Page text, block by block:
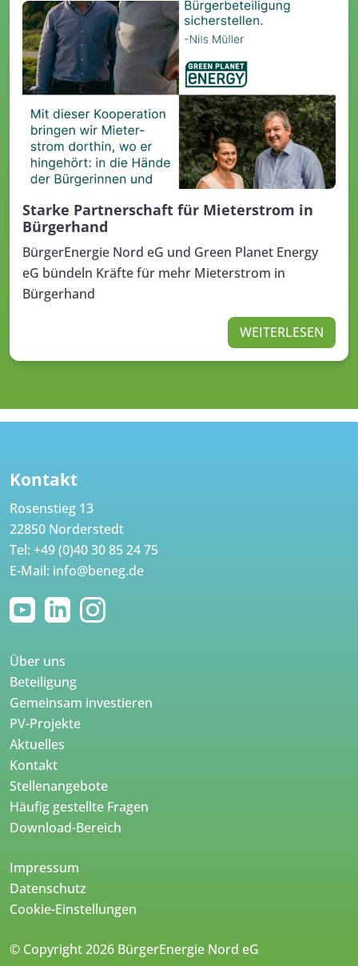
Starke Partnerschaft für Mieterstrom in
Bürgerhand
BürgerEnergie Nord eG und Green Planet Energy
eG bündeln Kräfte für mehr Mieterstrom in
Bürgerhand
WEITERLESEN
Kontakt
Rosenstieg 13
22850 Norderstedt
Tel: +49 (0)40 30 85 24 75
E-Mail: info@beneg.de
Über uns
Beteiligung
Gemeinsam investieren
PV-Projekte
Aktuelles
Kontakt
Stellenangebote
Häufig gestellte Fragen
Download-Bereich
Impressum
Datenschutz
Cookie-Einstellungen
© Copyright 2026 BürgerEnergie Nord eG